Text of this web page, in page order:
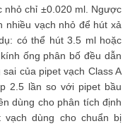
nhỏ chỉ ±0.020 ml. Ngược
nhiều vạch nhỏ để hút xả
có thể hút 3.5 ml hoặc
ống phân bố đều dẫn
của pipet vạch Class A
2.5 lần so với pipet bầu
dùng cho phân tích định
vạch dùng cho chuẩn bị